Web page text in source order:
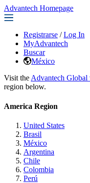
Advantech Homepage
Registrarse / Log In
MyAdvantech
Buscar
México
Visit the Advantech Global
region below.
America Region
United States
Brasil
México
Argentina
Chile
Colombia
Perú